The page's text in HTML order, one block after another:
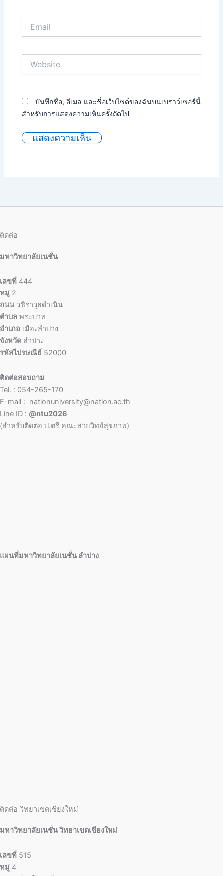
บันทึกชื่อ, อีเมล และชื่อเว็บไซต์ของฉันบนเบราว์เซอร์นี้
สำหรับการแสดงความเห็นครั้งถัดไป
ติดต่อ
มหาวิทยาลัยเนชั่น
เลขที่ 444
หมู่ 2
ถนน วชิราวุธดำเนิน
ตำบล พระบาท
อำเภอ เมืองลำปาง
จังหวัด ลำปาง
รหัสไปรษณีย์ 52000
ติดต่อสอบถาม
Tel. : 054-265-170
E-mail : nationuniversity@nation.ac.th
Line ID : @ntu2026
(สำหรับติดต่อ ป.ตรี คณะสายวิทย์สุขภาพ)
แผนที่มหาวิทยาลัยเนชั่น ลำปาง
ติดต่อ วิทยาเขตเชียงใหม่
มหาวิทยาลัยเนชั่น วิทยาเขตเชียงใหม่
เลขที่ 515
หมู่ 4